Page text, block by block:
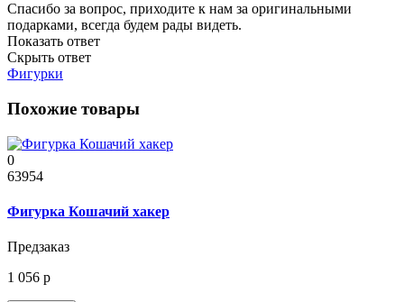
Спасибо за вопрос, приходите к нам за оригинальными
подарками, всегда будем рады видеть.
Показать ответ
Скрыть ответ
Фигурки
Похожие товары
0
63954
Фигурка Кошачий хакер
Предзаказ
1 056 р